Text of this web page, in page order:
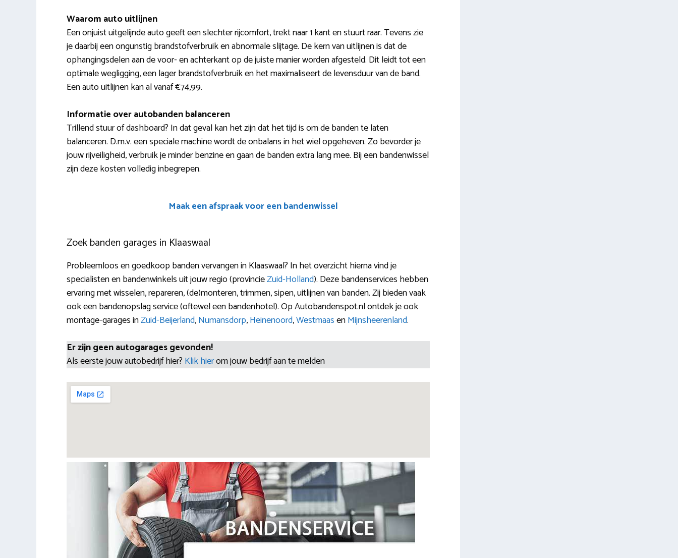
Waarom auto uitlijnen
Een onjuist uitgelijnde auto geeft een slechter rijcomfort, trekt naar 1 kant en stuurt raar. Tevens zie
je daarbij een ongunstig brandstofverbruik en abnormale slijtage. De kern van uitlijnen is dat de
ophangingsdelen aan de voor- en achterkant op de juiste manier worden afgesteld. Dit leidt tot een
optimale wegligging, een lager brandstofverbruik en het maximaliseert de levensduur van de band.
Een auto uitlijnen kan al vanaf €74,99.
Informatie over autobanden balanceren
Trillend stuur of dashboard? In dat geval kan het zijn dat het tijd is om de banden te laten
balanceren. D.m.v. een speciale machine wordt de onbalans in het wiel opgeheven. Zo bevorder je
jouw rijveiligheid, verbruik je minder benzine en gaan de banden extra lang mee. Bij een bandenwissel
zijn deze kosten volledig inbegrepen.
Maak een afspraak voor een bandenwissel
Zoek banden garages in Klaaswaal
Probleemloos en goedkoop banden vervangen in Klaaswaal? In het overzicht hierna vind je
specialisten en bandenwinkels uit jouw regio (provincieZuid-Holland). Deze bandenservices hebben
ervaring met wisselen, repareren, (de)monteren, trimmen, sipen, uitlijnen van banden. Zij bieden vaak
ook een bandenopslag service (oftewel een bandenhotel). Op Autobandenspot.nl ontdek je ook
montage-garages inZuid-Beijerland,Numansdorp,Heinenoord,WestmaasenMijnsheerenland.
Er zijn geen autogarages gevonden!
Als eerste jouw autobedrijf hier? Klik hierom jouw bedrijf aan te melden